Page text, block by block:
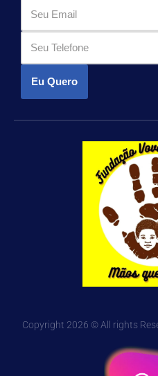
Eu Quero
Copyright 2026 © All rights